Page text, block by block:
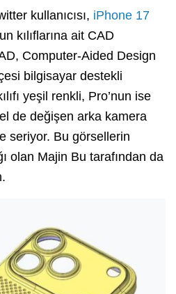
kullanıcısı, iPhone 17
kılıflarına ait CAD
Computer-Aided Design
bilgisayar destekli
yeşil renkli, Pro’nun ise
de değişen arka kamera
seriyor. Bu görsellerin
olan Majin Bu tarafından da